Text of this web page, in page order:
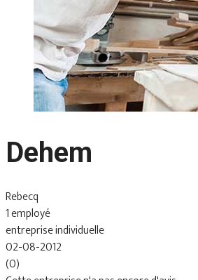
Dehem
Rebecq
1 employé
entreprise individuelle
02-08-2012
(0)